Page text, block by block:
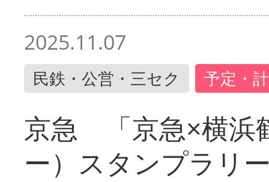
2025.11.07
民鉄・公営・三セク 予定・
京急 「京急×横浜
ー）スタンプラリ